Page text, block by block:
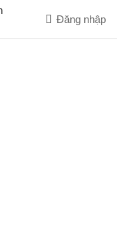
Đăng nhập